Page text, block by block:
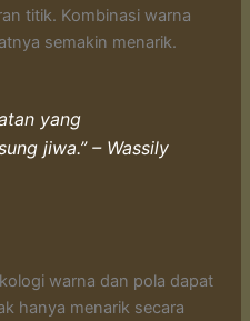
titik. Kombinasi warna
semakin menarik.
yang
jiwa.” – Wassily
warna dan pola dapat
hanya menarik secara